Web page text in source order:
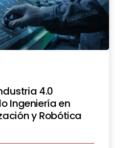
4.0
Ingeniería en
y Robótica